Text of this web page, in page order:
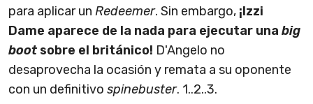
para aplicar un Redeemer. Sin embargo, ¡Izzi
Dame aparece de la nada para ejecutar una big
bootsobre el británico! D'Angelo no
desaprovecha la ocasión y remata a su oponente
con un definitivo spinebuster. 1..2..3.